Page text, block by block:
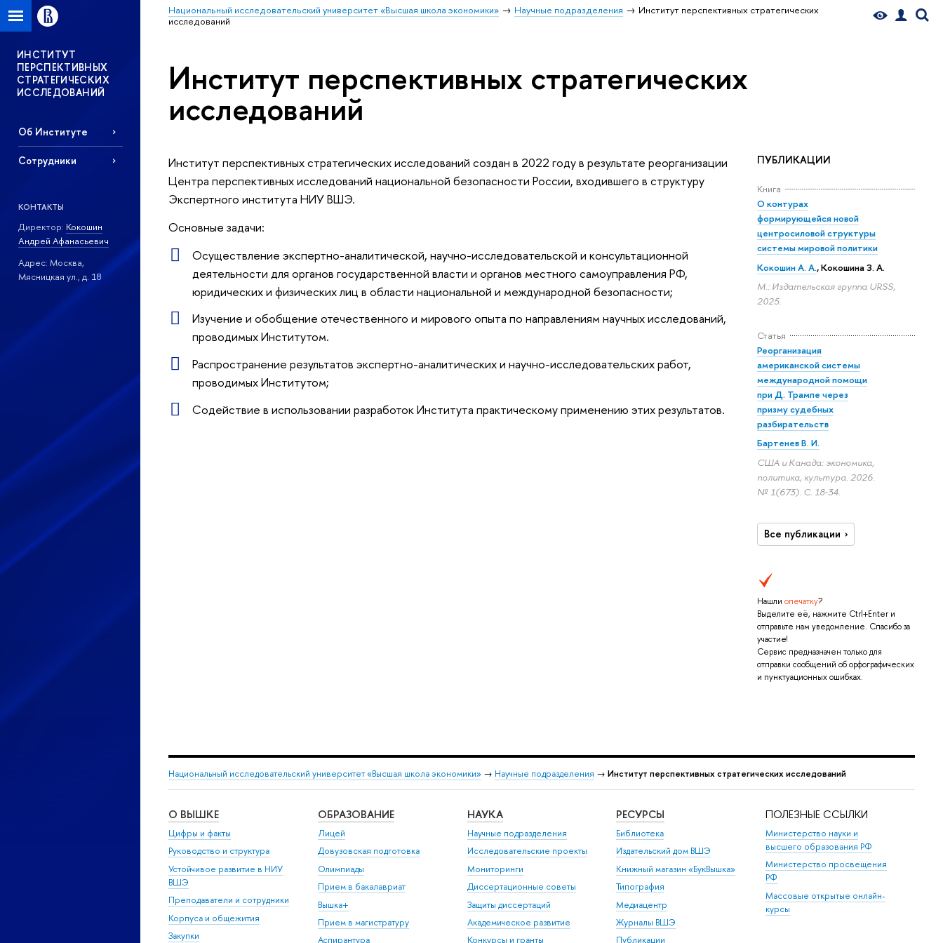
Национальный исследовательский университет «Высшая школа экономики» Научные подразделения
Институт перспективных стратегических
исследований
ИНСТИТУТ
ПЕРСПЕКТИВНЫХ
СТРАТЕГИЧЕСКИХ
ИССЛЕДОВАНИЙ
Об Институте
Сотрудники
КОНТАКТЫ
Директор: Кокошин
Андрей Афанасьевич
Адрес: Москва,
Мясницкая ул., д. 18
Институт перспективных стратегических
исследований
ПУБЛИКАЦИИ
Книга
О контурах
формирующейся новой
центросиловой структуры
системы мировой политики
Кокошин А. А., Кокошина З. А.
М.: Издательская группа URSS,
2025.
Статья
Реорганизация
американской системы
международной помощи
при Д. Трампе через
призму судебных
разбирательств
Бартенев В. И.
США и Канада: экономика,
политика, культура. 2026.
№ 1(673). С. 18-34.
Все публикации
Нашли опечатку?
Выделите её, нажмите Ctrl+Enter и
отправьте нам уведомление. Спасибо за
участие!
Сервис предназначен только для
отправки сообщений об орфографических
и пунктуационных ошибках.
Институт перспективных стратегических исследований создан в 2022 году в результате реорганизации
Центра перспективных исследований национальной безопасности России, входившего в структуру
Экспертного института НИУ ВШЭ.
Основные задачи:
Осуществление экспертно-аналитической, научно-исследовательской и консультационной
деятельности для органов государственной власти и органов местного самоуправления РФ,
юридических и физических лиц в области национальной и международной безопасности;
Изучение и обобщение отечественного и мирового опыта по направлениям научных исследований,
проводимых Институтом.
Распространение результатов экспертно-аналитических и научно-исследовательских работ,
проводимых Институтом;
Содействие в использовании разработок Института практическому применению этих результатов.
Национальный исследовательский университет «Высшая школа экономики» → Научные подразделения → Институт перспективных стратегических исследований
О ВЫШКЕ
Цифры и факты
Руководство и структура
Устойчивое развитие в НИУ
ВШЭ
Преподаватели и сотрудники
Корпуса и общежития
Закупки
ОБРАЗОВАНИЕ
Лицей
Довузовская подготовка
Олимпиады
Прием в бакалавриат
Вышка+
Прием в магистратуру
Аспирантура
НАУКА
Научные подразделения
Исследовательские проекты
Мониторинги
Диссертационные советы
Защиты диссертаций
Академическое развитие
Конкурсы и гранты
РЕСУРСЫ
Библиотека
Издательский дом ВШЭ
Книжный магазин «БукВышка»
Типография
Медиацентр
Журналы ВШЭ
Публикации
ПОЛЕЗНЫЕ ССЫЛКИ
Министерство науки и
высшего образования РФ
Министерство просвещения
РФ
Массовые открытые онлайн-
курсы